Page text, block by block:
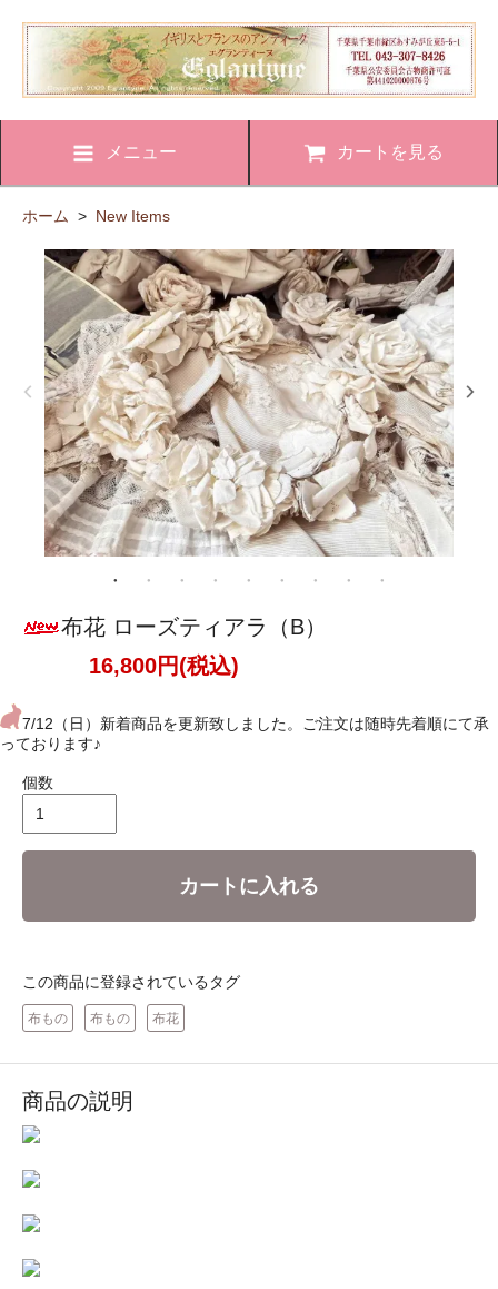
メニュー カートを見る
ホーム > New Items
布花 ローズティアラ（B）
16,800円(税込)
7/12（日）新着商品を更新致しました。ご注文は随時先着順にて承
っております♪
個数
カートに入れる
この商品に登録されているタグ
布もの 布もの 布花
商品の説明